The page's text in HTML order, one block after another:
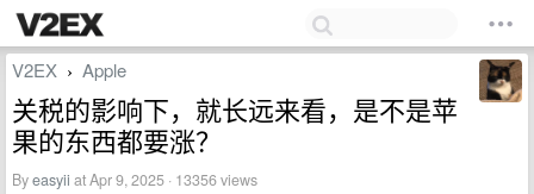
V2EX › Apple
关税的影响下，就长远来看，是不是苹
果的东西都要涨？
Byeasyii at Apr 9, 2025 · 13356 views